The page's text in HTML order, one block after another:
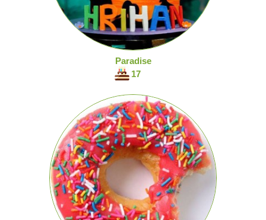
Paradise
17